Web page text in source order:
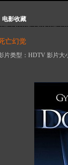
电影收藏
亡幻觉
片类型：HDTV 影片大